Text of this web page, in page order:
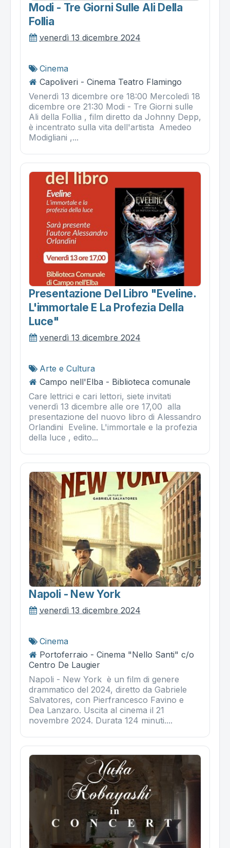
Modi - Tre Giorni Sulle Ali Della
Follia
venerdì 13 dicembre 2024
Cinema
Capoliveri - Cinema Teatro Flamingo
Venerdì 13 dicembre ore 18:00 Mercoledì 18
dicembre ore 21:30 Modi - Tre Giorni sulle
Ali della Follia , film diretto da Johnny Depp,
è incentrato sulla vita dell'artista Amedeo
Modigliani ,...
Presentazione Del Libro "eveline.
L'immortale E La Profezia Della
Luce"
venerdì 13 dicembre 2024
Arte e Cultura
Campo nell'Elba - Biblioteca comunale
Care lettrici e cari lettori, siete invitati
venerdì 13 dicembre alle ore 17,00 alla
presentazione del nuovo libro di Alessandro
Orlandini Eveline. L'immortale e la profezia
della luce , edito...
Napoli - New York
venerdì 13 dicembre 2024
Cinema
Portoferraio - Cinema "Nello Santi" c/o
Centro De Laugier
Napoli - New York è un film di genere
drammatico del 2024, diretto da Gabriele
Salvatores, con Pierfrancesco Favino e
Dea Lanzaro. Uscita al cinema il 21
novembre 2024. Durata 124 minuti....